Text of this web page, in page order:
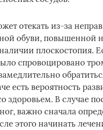
отекать из-за
обуви, повышенной
плоскостопия.
спровоцировано
есть вероятность
здоровьем. В случае
важно сначала
этого начинать